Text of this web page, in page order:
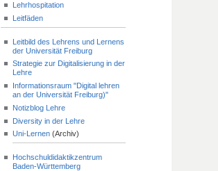
Lehrhospitation
Leitfäden
Leitbild des Lehrens und Lernens
der Universität Freiburg
Strategie zur Digitalisierung in der
Lehre
Informationsraum "Digital lehren
an der Universität Freiburg)"
Notizblog Lehre
Diversity in der Lehre
Uni-Lernen(Archiv)
Hochschuldidaktikzentrum
Baden-Württemberg